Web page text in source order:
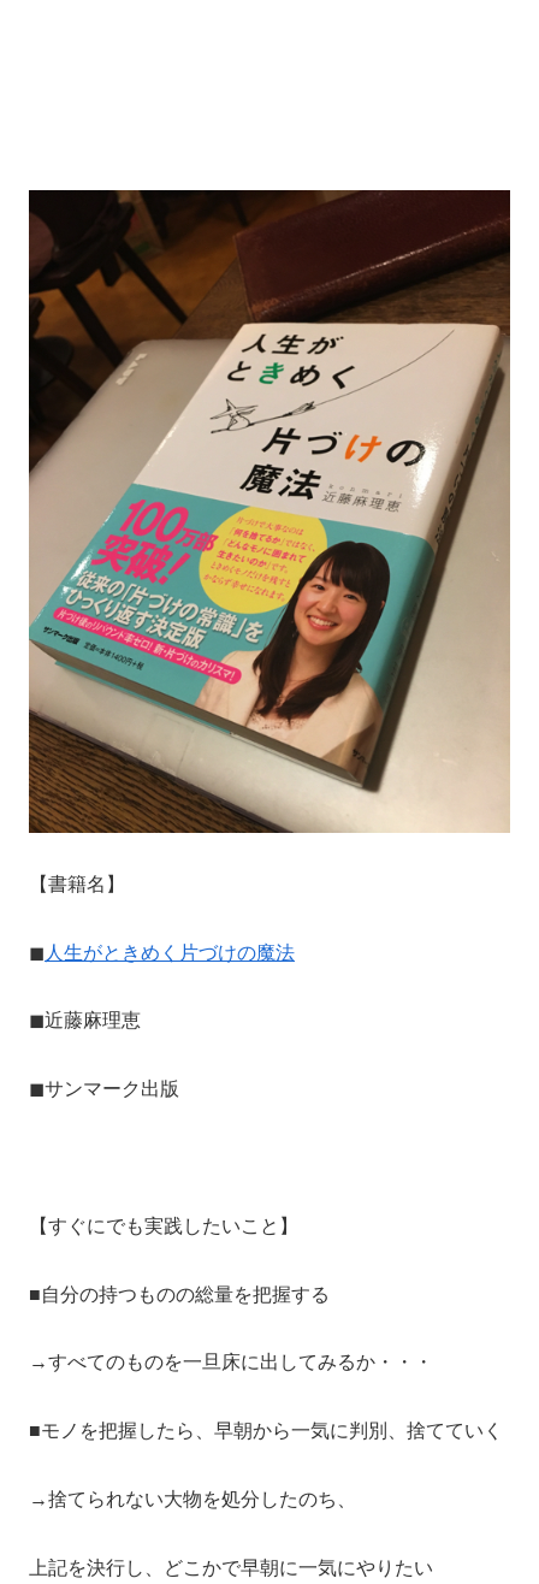
【書籍名】
◼︎ 人生がときめく片づけの魔法
◼︎近藤麻理恵
◼︎サンマーク出版
【すぐにでも実践したいこと】
■自分の持つものの総量を把握する
→すべてのものを一旦床に出してみるか・・・
■モノを把握したら、早朝から一気に判別、捨てていく
→捨てられない大物を処分したのち、
上記を決行し、どこかで早朝に一気にやりたい